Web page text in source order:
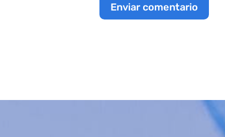
Enviar comentario